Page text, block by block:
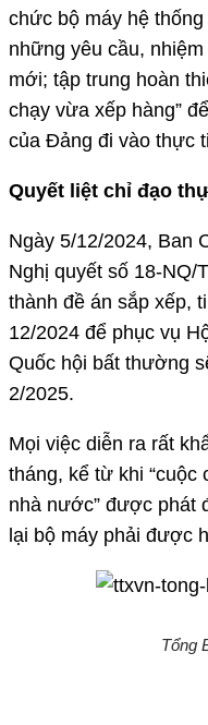
chức bộ máy hệ
những yêu cầu,
mới; tập trung hoàn
chạy vừa xếp hàng”
của Đảng đi vào thực
Quyết liệt chỉ đạo
Ngày 5/12/2024, Ban
Nghị quyết số 18-NQ/
thành đề án sắp xếp,
12/2024 để phục vụ
Quốc hội bất thường
2/2025.
Mọi việc diễn ra rất
tháng, kể từ khi “cuộc
nhà nước” được phát
lại bộ máy phải được
Tổng